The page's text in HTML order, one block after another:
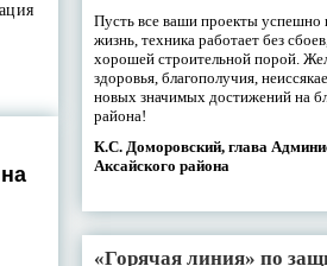
Пусть все ваши проекты успешно
жизнь, техника работает без
хорошей строительной порой.
здоровья, благополучия,
новых значимых достижений на
района!
К.С. Доморовский, глава
Аксайского района
«Горячая линия» по